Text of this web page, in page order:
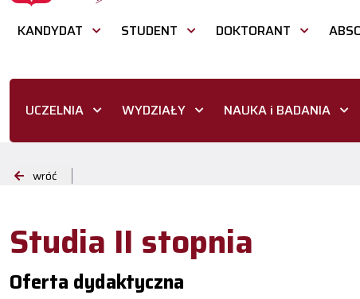
KANDYDAT STUDENT DOKTORANT
UCZELNIA WYDZIAŁY NAUKA i BADANIA
wróć
Studia II stopnia
Oferta dydaktyczna